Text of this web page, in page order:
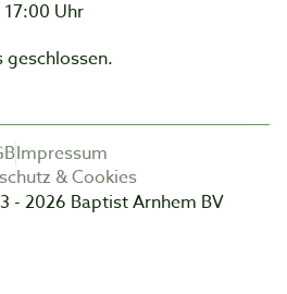
Uhr
Impressum
& Cookies
- 2026 Baptist Arnhem BV